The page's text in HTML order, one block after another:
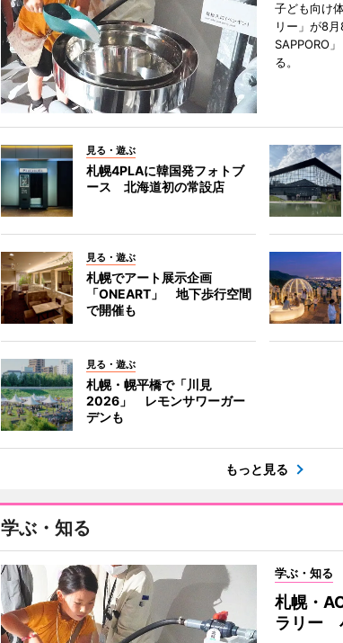
子ども向け
リー」が8
SAPPORO
る。
見る・遊ぶ
札幌4PLAに韓国発フォトブ
ース 北海道初の常設店
見る・遊ぶ
札幌でアート展示企画
「ONEART」 地下歩行空間
で開催も
見る・遊ぶ
札幌・幌平橋で「川見
2026」 レモンサワーガー
デンも
もっと見る
学ぶ・知る
学ぶ・知る
札幌・
ラリー